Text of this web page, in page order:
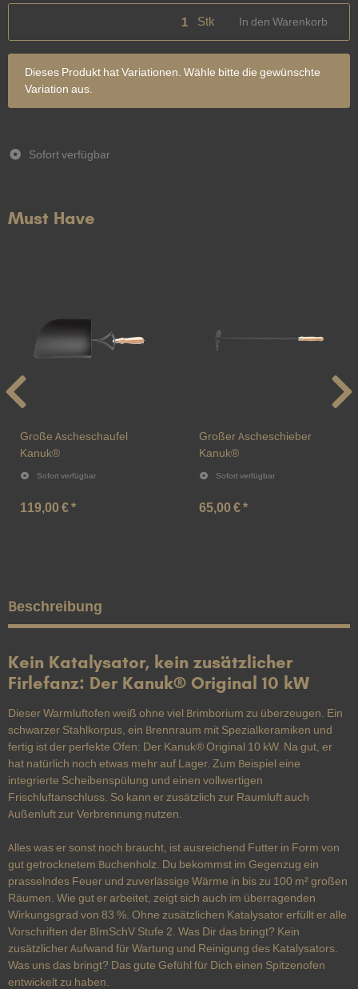
Stk In den Warenkorb
x
Dieses Produkt hat Variationen. Wähle bitte die gewünschte
Variation aus.
Sofort verfügbar
Must Have
Große Ascheschaufel
Kanuk®
Sofort verfügbar
119,00 €*
Großer Ascheschieber
Kanuk®
Sofort verfügbar
65,00 €*
Beschreibung
Kein Katalysator, kein zusätzlicher
Firlefanz: Der Kanuk® Original 10 kW
Dieser Warmluftofen weiß ohne viel Brimborium zu überzeugen. Ein
schwarzer Stahlkorpus, ein Brennraum mit Spezialkeramiken und
fertig ist der perfekte Ofen: Der Kanuk® Original 10 kW. Na gut, er
hat natürlich noch etwas mehr auf Lager. Zum Beispiel eine
integrierte Scheibenspülung und einen vollwertigen
Frischluftanschluss. So kann er zusätzlich zur Raumluft auch
Außenluft zur Verbrennung nutzen.
Alles was er sonst noch braucht, ist ausreichend Futter in Form von
gut getrocknetem Buchenholz. Du bekommst im Gegenzug ein
prasselndes Feuer und zuverlässige Wärme in bis zu 100 m² großen
Räumen. Wie gut er arbeitet, zeigt sich auch im überragenden
Wirkungsgrad von 83 %. Ohne zusätzlichen Katalysator erfüllt er alle
Vorschriften der BImSchV Stufe 2. Was Dir das bringt? Kein
zusätzlicher Aufwand für Wartung und Reinigung des Katalysators.
Was uns das bringt? Das gute Gefühl für Dich einen Spitzenofen
entwickelt zu haben.